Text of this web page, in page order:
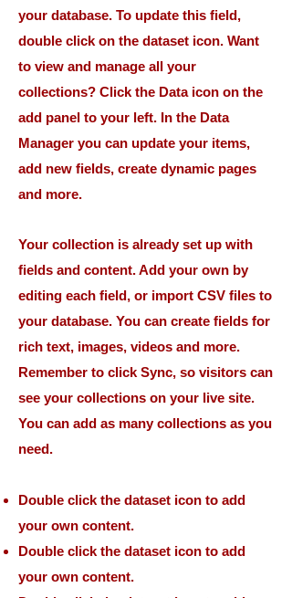
your database. To update this field,
double click on the dataset icon. Want
to view and manage all your
collections? Click the Data icon on the
add panel to your left. In the Data
Manager you can update your items,
add new fields, create dynamic pages
and more.
Your collection is already set up with
fields and content. Add your own by
editing each field, or import CSV files to
your database. You can create fields for
rich text, images, videos and more.
Remember to click Sync, so visitors can
see your collections on your live site.
You can add as many collections as you
need.
Double click the dataset icon to add
your own content.
Double click the dataset icon to add
your own content.